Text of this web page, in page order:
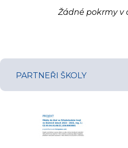
Žádné pokrmy v
PARTNEŘI ŠKOLY